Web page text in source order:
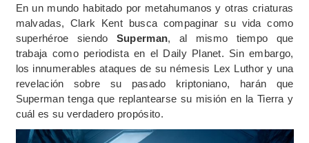
En un mundo habitado por metahumanos y otras criaturas
malvadas, Clark Kent busca compaginar su vida como
superhéroe siendo Superman, al mismo tiempo que
trabaja como periodista en el Daily Planet. Sin embargo,
los innumerables ataques de su némesis Lex Luthor y una
revelación sobre su pasado kriptoniano, harán que
Superman tenga que replantearse su misión en la Tierra y
cuál es su verdadero propósito.